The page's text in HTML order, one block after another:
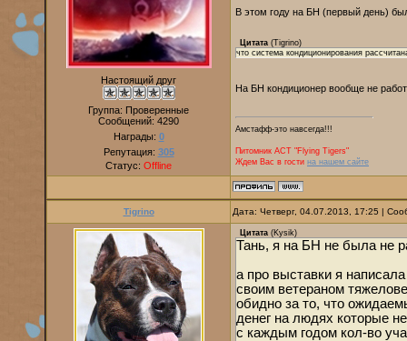
Настоящий друг
Группа: Проверенные
Сообщений: 4290
Награды: 0
Репутация: 305
Статус: Offline
В этом году на БН (первый день)
Цитата (Tigrino)
что система кондиционирования
На БН кондиционер вообще не
Амстафф-это навсегда!!!
Питомник AСТ "Flying Tigers"
Ждем Вас в гости на нашем сайте
Tigrino Дата: Четверг, 04.07.2013, 17:25 |
Цитата (Kysik)
Тань, я на БН не была не
а про выставки я
своим ветераном
обидно за то, что
денег на людях которые
с каждым годом кол-во